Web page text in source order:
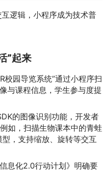
逻辑，小程序成为技术普
”起来
校园导览系统”通过小程序扫
与课程信息，学生参与度提
的图像识别功能，开发者
如，扫描生物课本中的青蛙
，支持缩放、旋转等交互
息化2.0行动计划》明确要